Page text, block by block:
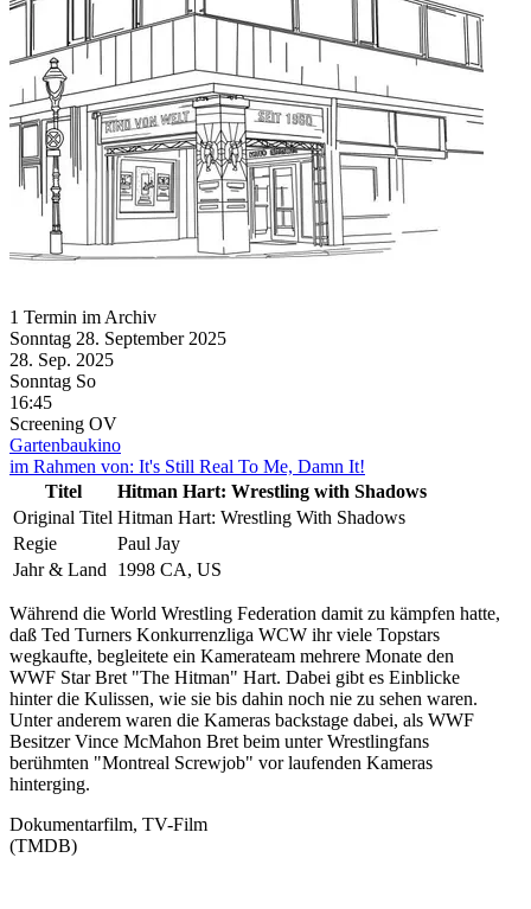
1 Termin im Archiv
Sonntag 28. September 2025
28. Sep. 2025
Sonntag So
16:45
Screening OV
Gartenbaukino
im Rahmen von: It's Still Real To Me, Damn It!
Titel
Hitman Hart: Wrestling with Shadows
Original Titel Hitman Hart: Wrestling With Shadows
Regie
Paul Jay
Jahr & Land
1998 CA, US
Während die World Wrestling Federation damit zu kämpfen hatte,
daß Ted Turners Konkurrenzliga WCW ihr viele Topstars
wegkaufte, begleitete ein Kamerateam mehrere Monate den
WWF Star Bret "The Hitman" Hart. Dabei gibt es Einblicke
hinter die Kulissen, wie sie bis dahin noch nie zu sehen waren.
Unter anderem waren die Kameras backstage dabei, als WWF
Besitzer Vince McMahon Bret beim unter Wrestlingfans
berühmten "Montreal Screwjob" vor laufenden Kameras
hinterging.
Dokumentarfilm, TV-Film
(TMDB)